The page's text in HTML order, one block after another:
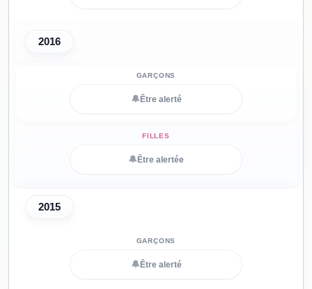
2016
🔔 Être alerté
🔔 Être alertée
2015
🔔 Être alerté